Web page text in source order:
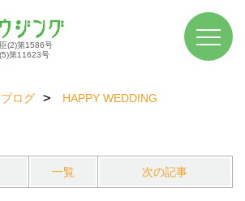
(2)第1586号
第11623号
ログ HAPPY WEDDING
一覧 次の記事